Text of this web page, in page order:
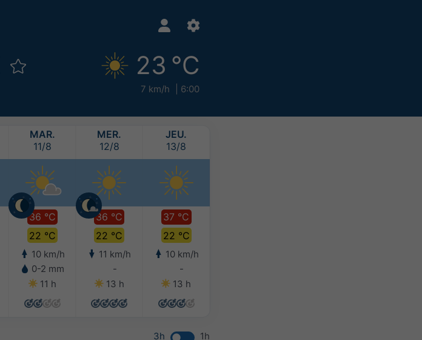
23 °C
7 km/h 6:00
MAR.
11/8
36 °C
22 °C
10 km/h
0-2 mm
11 h
MER.
12/8
36 °C
22 °C
11 km/h
-
13 h
JEU.
13/8
37 °C
22 °C
10 km/h
-
13 h
3h 1h